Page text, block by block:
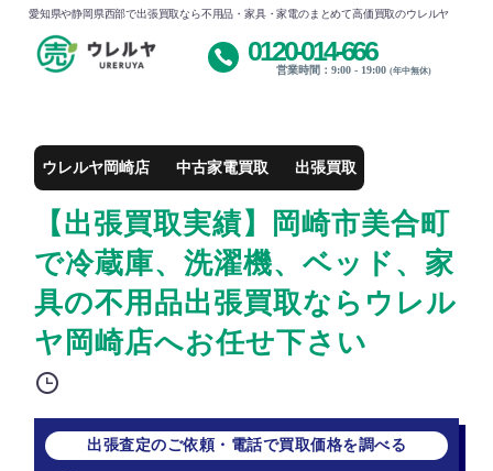
愛知県や静岡県西部で出張買取なら不用品・家具・家電のまとめて高価買取のウレルヤ
0120-014-666
営業時間：9:00 - 19:00 (年中無休)
ウレルヤ岡崎店 中古家電買取 出張買取
【出張買取実績】岡崎市美合町
で冷蔵庫、洗濯機、ベッド、家
具の不用品出張買取ならウレル
ヤ岡崎店へお任せ下さい
出張査定のご依頼・電話で買取価格を調べる